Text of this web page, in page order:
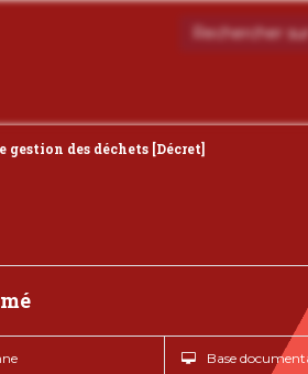
des déchets [Décret]
Base